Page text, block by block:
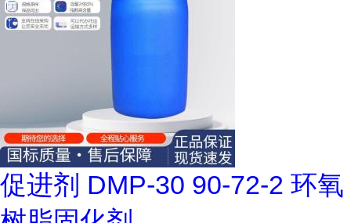
促进剂 DMP-30 90-72-2 环氧